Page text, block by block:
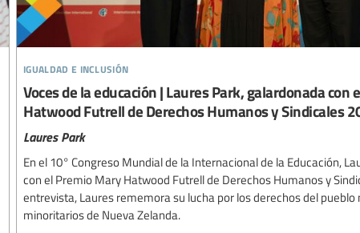
igualdad e inclusión
Voces de la educación | Laures Park, galardonada con
Hatwood Futrell de Derechos Humanos y Sindicales
Laures Park
En el 10° Congreso Mundial de la Internacional de la Educación,
con el Premio Mary Hatwood Futrell de Derechos Humanos y
entrevista, Laures rememora su lucha por los derechos del pueblo
minoritarios de Nueva Zelanda.